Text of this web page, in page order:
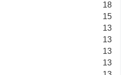
18
15
13
13
13
13